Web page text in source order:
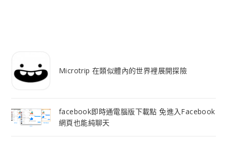
Microtrip 在類似體內的世界裡展開探險
facebook即時通電腦版下載點 免進入Facebook
網頁也能純聊天